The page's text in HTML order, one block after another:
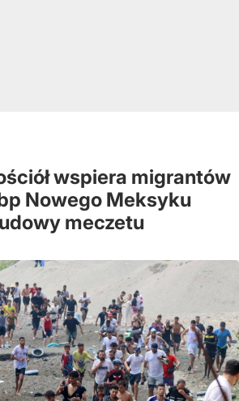
wspiera migrantów
Nowego Meksyku
meczetu